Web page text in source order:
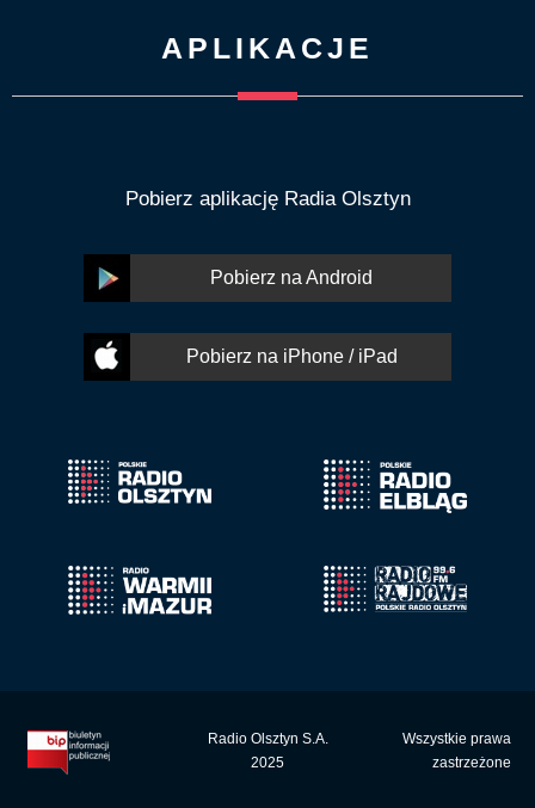
APLIKACJE
Pobierz aplikację Radia Olsztyn
Pobierz na Android
Pobierz na iPhone / iPad
Radio Olsztyn S.A.
2025
Wszystkie prawa
zastrzeżone